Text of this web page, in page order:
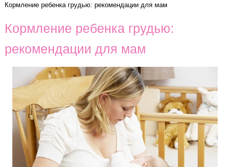
Кормление ребенка грудью: рекомендации для мам
Кормление ребенка грудью:
рекомендации для мам